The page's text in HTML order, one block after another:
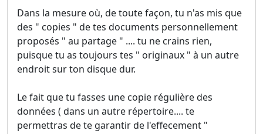
Dans la mesure où, de toute façon, tu n'as mis que
des " copies " de tes documents personnellement
proposés " au partage " .... tu ne crains rien,
puisque tu as toujours tes " originaux " à un autre
endroit sur ton disque dur.
Le fait que tu fasses une copie régulière des
données ( dans un autre répertoire.... te
permettras de te garantir de l'effecement "